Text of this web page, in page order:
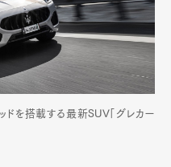
ドを搭載する最新SUV「グレカー